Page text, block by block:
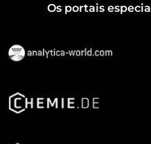
Os portais